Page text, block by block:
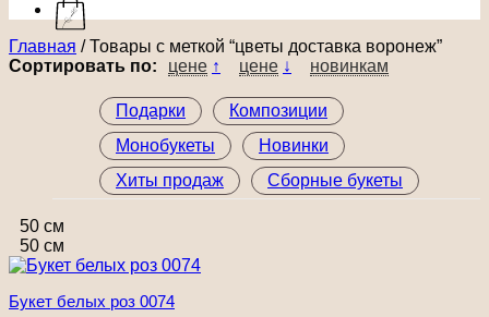
Главная /Товары с меткой “цветы доставка воронеж”
Сортировать по:
цене ↑ цене ↓ новинкам
Подарки
Композиции
Монобукеты
Новинки
Хиты продаж
Сборные букеты
50 см
50 см
Букет белых роз 0074